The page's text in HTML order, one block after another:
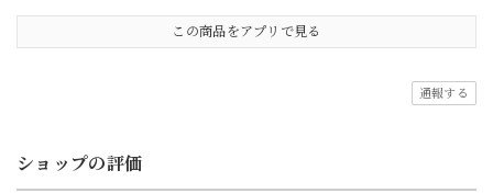
この商品をアプリで見る
通報する
ショップの評価